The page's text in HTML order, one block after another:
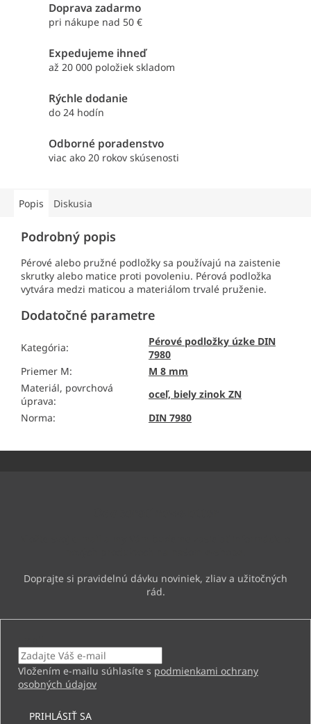
Doprava zadarmo
pri nákupe nad 50 €
Expedujeme ihneď
až 20 000 položiek skladom
Rýchle dodanie
do 24 hodín
Odborné poradenstvo
viac ako 20 rokov skúsenosti
Popis Diskusia
Podrobný popis
Pérové alebo pružné podložky sa používajú na zaistenie
skrutky alebo matice proti povoleniu. Pérová podložka
vytvára medzi maticou a materiálom trvalé pruženie.
Dodatočné parametre
Kategória:
Pérové podložky úzke DIN
7980
Priemer M:
M 8 mm
Materiál, povrchová
úprava:
oceľ, biely zinok ZN
Norma: DIN 7980
Vložením e-mailu súhlasíte s podmienkami ochrany
osobných údajov
PRIHLÁSIŤ SA